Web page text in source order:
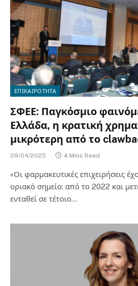
ΕΠΙΚΑΙΡΟΤΗΤΑ
ΣΦΕΕ: Παγκόσμιο
Ελλάδα, η κρατική
μικρότερη από το
09/04/2025 4 Mins Read
«Οι φαρμακευτικές επιχειρήσεις
οριακό σημείο: από το 2022 και
ενταθεί σε τέτοιο…